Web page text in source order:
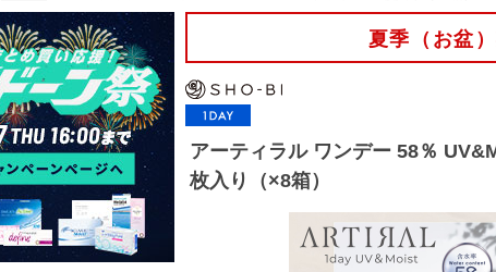
夏季（お盆
アーティラル ワンデー 58％
枚入り（×8箱）